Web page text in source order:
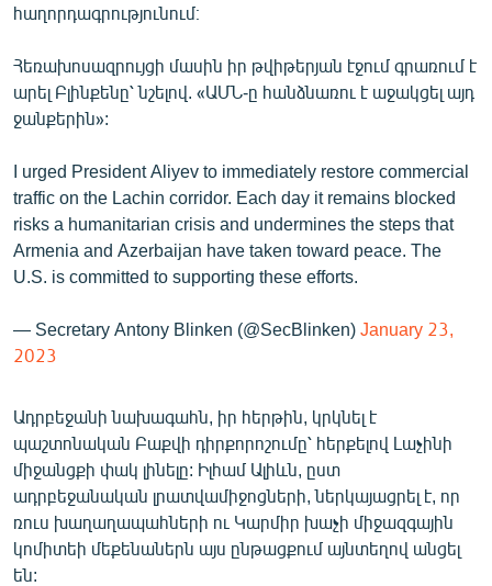
«Ազատության» բոլոր կայքերը
հաղորդագրությունում։
Հեռախոսազրույցի մասին իր թվիթերյան էջում գրառում է
արել Բլինքենը՝ նշելով. «ԱՄՆ-ը հանձնառու է աջակցել այդ
ջանքերին»:
I urged President Aliyev to immediately restore commercial
traffic on the Lachin corridor. Each day it remains blocked
risks a humanitarian crisis and undermines the steps that
Armenia and Azerbaijan have taken toward peace. The
U.S. is committed to supporting these efforts.
— Secretary Antony Blinken (@SecBlinken) January 23,
2023
Ադրբեջանի նախագահն, իր հերթին, կրկնել է
պաշտոնական Բաքվի դիրքորոշումը՝ հերքելով Լաչինի
միջանցքի փակ լինելը: Իլհամ Ալիևն, ըստ
ադրբեջանական լրատվամիջոցների, ներկայացրել է, որ
ռուս խաղաղապահների ու Կարմիր խաչի միջազգային
կոմիտեի մեքենաներն այս ընթացքում այնտեղով անցել
են: